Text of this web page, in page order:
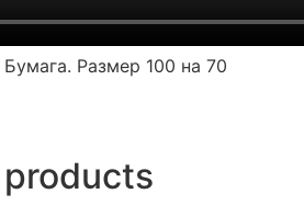
Размер 100 на 70